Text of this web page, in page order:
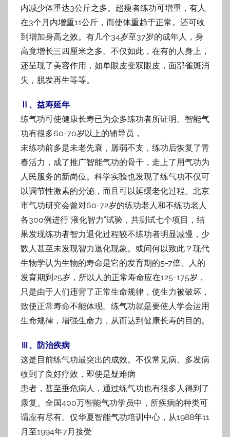
内减少体重达3公斤之多。超瘦者练功可增重，有人
在3个月 内增重11公斤，而使体重趋于正常。还可收
到增加身高之效。有几个34岁至37岁的成年人，身
高竟增长三四厘米之多。不仅如此，在有的人身上，
还呈现了美容作用，如单眼皮变双眼皮，面部雀斑消
失，脱发再生等等。
Ⅱ、益寿延年
练气功可使健康长寿已为众多练功者所证明。智能气
功有很多60-70岁以上的辅导员，
未练功前多是未老先衰，孱弱不支，练功后恢复了青
春活力，成了推广智能气功的骨干， 走上了用气功为
人民服务的新岗位。科学实验也发现了练气功不仅可
以调节性激素的分泌，而且可以延缓老化过程。北京
市气功研究会曾对60-72岁的练功老人和不练功老人
各300例进行“液化智力”试验，共测试七个项目，结
果发现练功者智力退化过程较不练功者明显减慢，少
数人甚至未发现智力退化现象。 或问何以致此？现代
生物学认为生物的寿命是它的发育期的5-7倍。人的
发育期到25岁，所以人的正常寿命应在125-175岁，
只是由于人们违背了正常生命规律，使生力被破坏，
致使正常寿命不能体现。练气功就是要使人学会运用
生命规律，增强生命力，从而达到健康长寿的目的。
Ⅲ、防治疾病
这是目前练气功最突出的成效。不仅常见病、多发病
收到了良好疗效，即使是疑难病
患者，甚至垂危病人，通过练气功也有很多人得到了
康复。全国400万智能气功学员中，所疾病的种类可
谓应有尽有。仅华夏智能气功培训中心，从1988年11
月至1994年7月接受